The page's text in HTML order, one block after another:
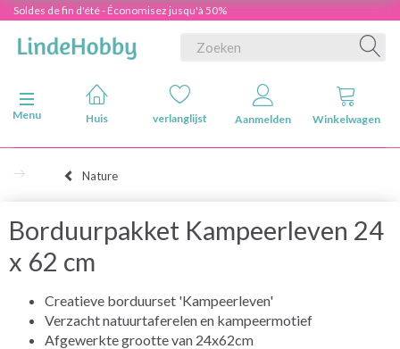
Soldes de fin d'été - Économisez jusqu'à 50%
Navigatie in-/uitschakelen
Menu
Huis verlanglijst Aanmelden Winkelwagen
Nature
Borduurpakket Kampeerleven 24
x 62 cm
Creatieve borduurset 'Kampeerleven'
Verzacht natuurtaferelen en kampeermotief
Afgewerkte grootte van 24x62cm